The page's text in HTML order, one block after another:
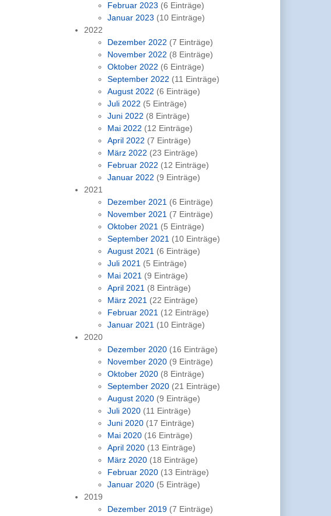
Februar 2023 (6 Einträge)
Januar 2023 (10 Einträge)
2022
Dezember 2022 (7 Einträge)
November 2022 (8 Einträge)
Oktober 2022 (6 Einträge)
September 2022 (11 Einträge)
August 2022 (6 Einträge)
Juli 2022 (5 Einträge)
Juni 2022 (8 Einträge)
Mai 2022 (12 Einträge)
April 2022 (7 Einträge)
März 2022 (23 Einträge)
Februar 2022 (12 Einträge)
Januar 2022 (9 Einträge)
2021
Dezember 2021 (6 Einträge)
November 2021 (7 Einträge)
Oktober 2021 (5 Einträge)
September 2021 (10 Einträge)
August 2021 (6 Einträge)
Juli 2021 (5 Einträge)
Mai 2021 (9 Einträge)
April 2021 (8 Einträge)
März 2021 (22 Einträge)
Februar 2021 (12 Einträge)
Januar 2021 (10 Einträge)
2020
Dezember 2020 (16 Einträge)
November 2020 (9 Einträge)
Oktober 2020 (8 Einträge)
September 2020 (21 Einträge)
August 2020 (9 Einträge)
Juli 2020 (11 Einträge)
Juni 2020 (17 Einträge)
Mai 2020 (16 Einträge)
April 2020 (13 Einträge)
März 2020 (18 Einträge)
Februar 2020 (13 Einträge)
Januar 2020 (5 Einträge)
2019
Dezember 2019 (7 Einträge)